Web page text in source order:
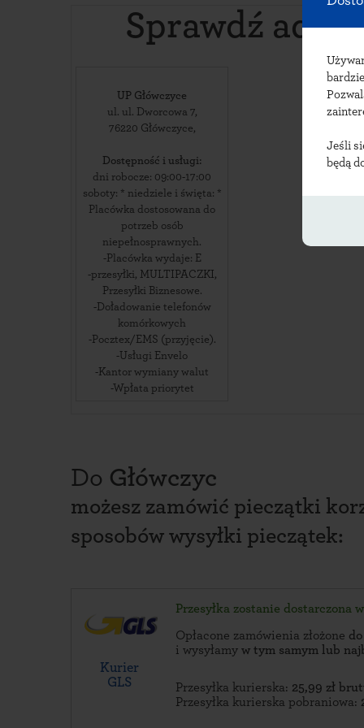
Jeśli
będą
Sprawdź
UP Główczyce
ul. ul. Dworcowa 7,
76220 Główczyce,
Dostępność i usługi:
dni robocze: 09:00-17:00
soboty: * niedziele i święta: *
Placówka dostosowana do
potrzeb osób
niepełnosprawnych.
-Placówka wydaje: E
-przesyłki, MULTIPACZKI,
Przesyłki Biznesowe.
-Doładowanie telefonów
komórkowych
-Pocztex/EMS (przyjęcie).
-Usługi Envelo
-Kantor wymiany walut
-Wpłata priorytet
Do Główczyc
możesz zamówić pieczątki
sposobów wysyłki pieczątek:
Kurier
GLS
Przesyłka zostanie dostarczona
Opłacone zamówienia złożone
i wysyłamy w tym samym lub
Przesyłka kurierska: 25,99 zł
Przesyłka kurierska pobraniowa: